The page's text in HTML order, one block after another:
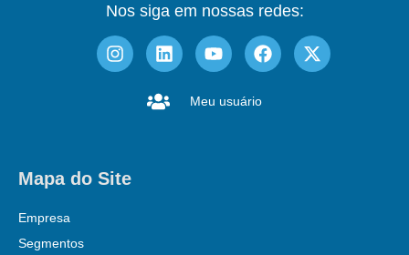
Nos siga em nossas redes:
Meu usuário
Mapa do Site
Empresa
Segmentos